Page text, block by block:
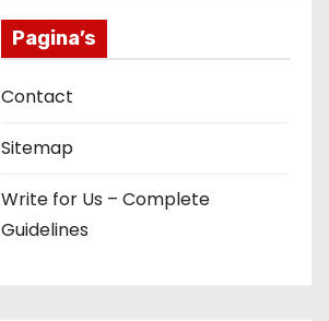
Pagina’s
Contact
Sitemap
Write for Us – Complete
Guidelines